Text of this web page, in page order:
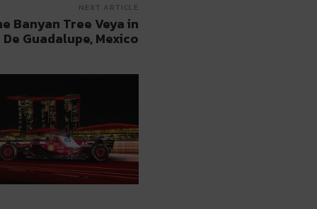
NEXT ARTICLE
Banyan Tree Veya in
Guadalupe, Mexico